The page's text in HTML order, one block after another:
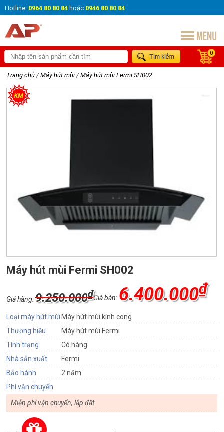
Hotline: 0964 80 80 84 hoặc 0946 80 80 84
0
Trang chủ / Máy hút mùi / Máy hút mùi Fermi SH002
Máy hút mùi Fermi SH002
Giá bán: 6.400.000₫
Giá hãng:9.250.000₫
Loại máy hút mùi Máy hút mùi kính cong
Thương hiệu
Máy hút mùi Fermi
Tình trạng
Có hàng
Nhà sản xuất
Fermi
Bảo hành
2 năm
Phí vận chuyển
Miễn phí vận chuyển, lắp đặt